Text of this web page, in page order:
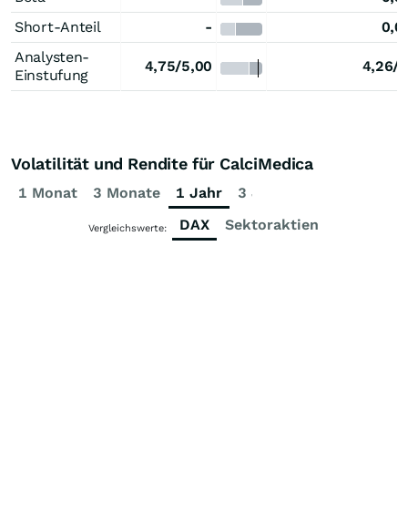
Short-Anteil
-
Analysten-
Einstufung
4,75/5,00 4,26/
Volatilität und Rendite für CalciMedica
1 Monat 3 Monate 1 Jahr 3 Jahre
Vergleichswerte: DAX Sektoraktien